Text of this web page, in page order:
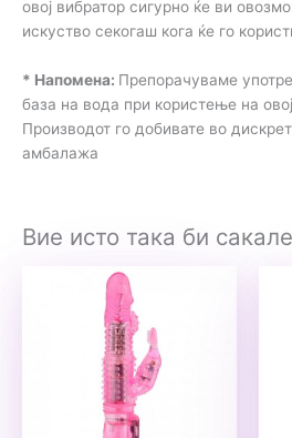
овој вибратор сигурно ќе ви
искуство секогаш кога ќе го
* Напомена: Препорачуваме
база на вода при користење на
Производот го добивате во
амбалажа
Вие исто така би